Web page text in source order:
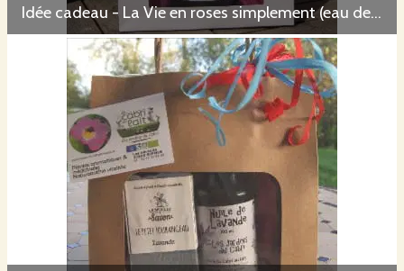
Idée cadeau - La Vie en roses simplement (eau de rose avec spray)